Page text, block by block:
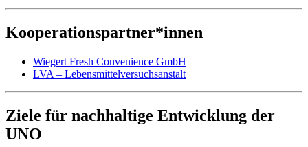
Kooperationspartner*innen
Wiegert Fresh Convenience GmbH
LVA – Lebensmittelversuchsanstalt
Ziele für nachhaltige Entwicklung der
UNO